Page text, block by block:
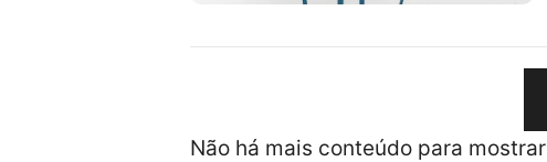
Não há mais conteúdo para mostrar